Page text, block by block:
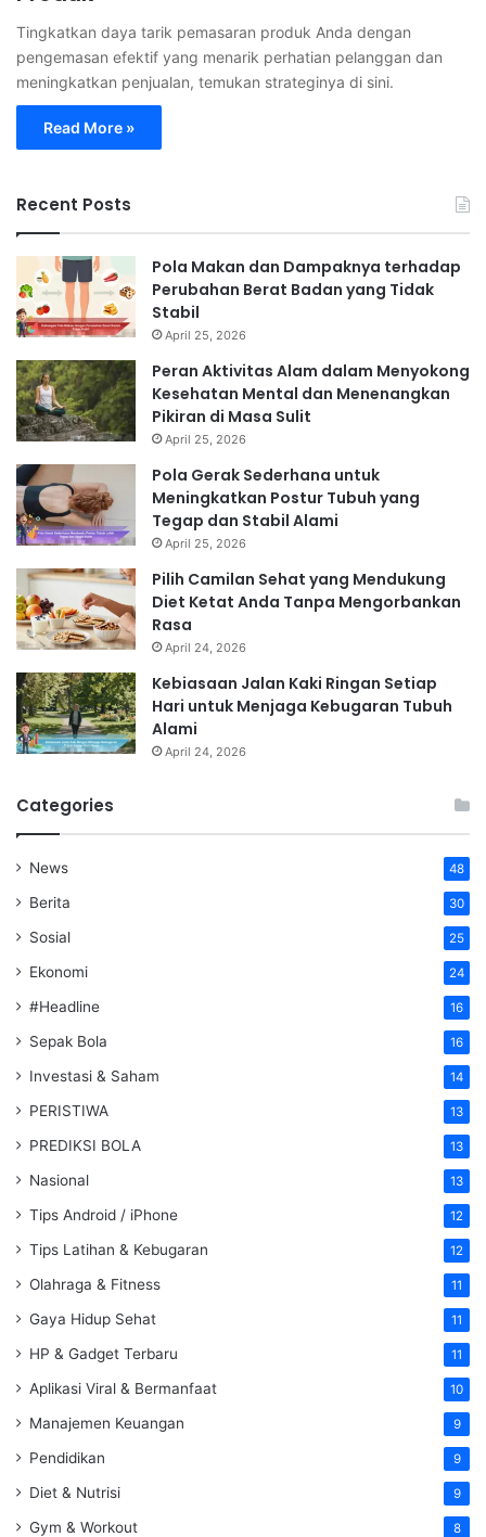
Tingkatkan daya tarik pemasaran produk Anda dengan
pengemasan efektif yang menarik perhatian pelanggan dan
meningkatkan penjualan, temukan strateginya di sini.
Read More »
Recent Posts
Pola Makan dan Dampaknya terhadap
Perubahan Berat Badan yang Tidak
Stabil
April 25, 2026
Peran Aktivitas Alam dalam Menyokong
Kesehatan Mental dan Menenangkan
Pikiran di Masa Sulit
April 25, 2026
Pola Gerak Sederhana untuk
Meningkatkan Postur Tubuh yang
Tegap dan Stabil Alami
April 25, 2026
Pilih Camilan Sehat yang Mendukung
Diet Ketat Anda Tanpa Mengorbankan
Rasa
April 24, 2026
Kebiasaan Jalan Kaki Ringan Setiap
Hari untuk Menjaga Kebugaran Tubuh
Alami
April 24, 2026
Categories
News 48
Berita 30
Sosial 25
Ekonomi 24
#Headline 16
Sepak Bola 16
Investasi & Saham 14
PERISTIWA 13
PREDIKSI BOLA 13
Nasional 13
Tips Android / iPhone 12
Tips Latihan & Kebugaran 12
Olahraga & Fitness 11
Gaya Hidup Sehat 11
HP & Gadget Terbaru 11
Aplikasi Viral & Bermanfaat 10
Manajemen Keuangan 9
Pendidikan 9
Diet & Nutrisi 9
Gym & Workout 8